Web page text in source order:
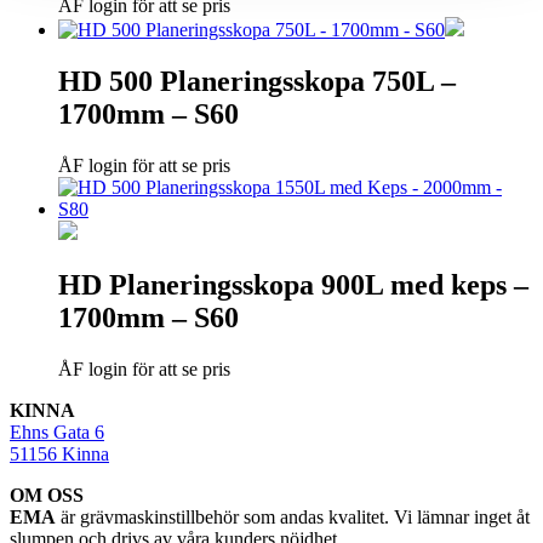
ÅF login för att se pris
HD 500 Planeringsskopa 750L –
1700mm – S60
ÅF login för att se pris
HD Planeringsskopa 900L med keps –
1700mm – S60
ÅF login för att se pris
KINNA
Ehns Gata 6
51156 Kinna
OM OSS
EMA är grävmaskinstillbehör som andas kvalitet. Vi lämnar inget åt
slumpen och drivs av våra kunders nöjdhet